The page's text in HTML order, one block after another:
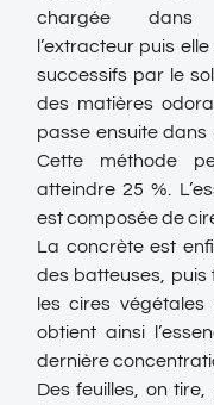
chargée dans
l’extracteur puis
successifs par le
des matières
passe ensuite dans
Cette méthode
atteindre 25 %.
est composée de
La concrète est
des batteuses, puis
les cires végétales
obtient ainsi
dernière
Des feuilles, on